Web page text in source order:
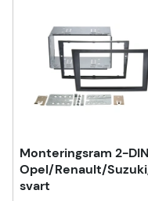
Monteringsram 2-DIN
Opel/Renault/
svart